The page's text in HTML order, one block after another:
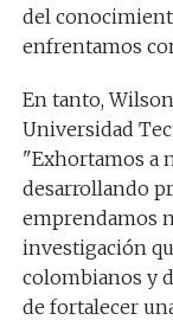
del
enfrentamos
En tanto,
Universidad
"Exhortamos a
desarrollando
emprendamos
investigación
colombianos y
de fortalecer